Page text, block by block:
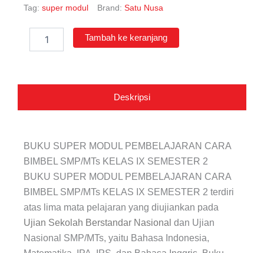
Tag: super modul Brand: Satu Nusa
Super
2
Tambah ke keranjang
Deskripsi
BUKU SUPER MODUL PEMBELAJARAN CARA
BIMBEL SMP/MTs KELAS IX SEMESTER 2
BUKU SUPER MODUL PEMBELAJARAN CARA
BIMBEL SMP/MTs KELAS IX SEMESTER 2 terdiri
atas lima mata pelajaran yang diujiankan pada
Ujian Sekolah Berstandar Nasional dan Ujian
Nasional SMP/MTs, yaitu Bahasa Indonesia,